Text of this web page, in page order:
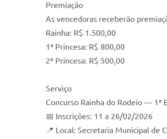
Premiação
As vencedoras receberão
Rainha: R$ 1.500,00
1ª Princesa: R$ 800,00
2ª Princesa: R$ 500,00
Serviço
Concurso Rainha do Rodeio — 1ª
📅 Inscrições: 11 a 26/02/2026
📍 Local: Secretaria Municipal